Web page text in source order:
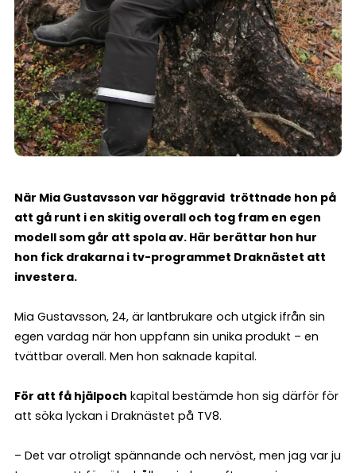
När Mia Gustavsson var höggravid tröttnade hon på
att gå runt i en skitig overall och tog fram en egen
modell som går att spola av. Här berättar hon hur
hon fick drakarna i tv-programmet Draknästet att
investera.
Mia Gustavsson, 24, är lantbrukare och utgick ifrån sin
egen vardag när hon uppfann sin unika produkt – en
tvättbar overall. Men hon saknade kapital.
För att få hjälpoch kapital bestämde hon sig därför för
att söka lyckan i Draknästet på TV8.
– Det var otroligt spännande och nervöst, men jag var ju